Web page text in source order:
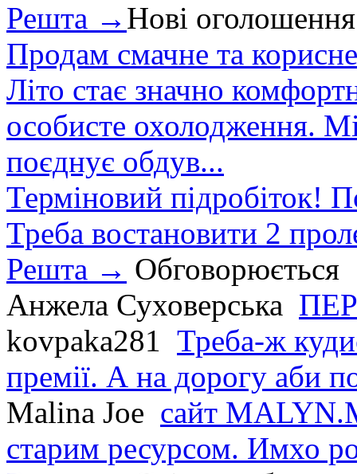
Решта → Нові оголошення
Продам смачне та
Літо стає значно
особисте охолодження.
поєднує обдув...
Терміновий підробіток!
Треба востановити 2
Решта → Обговорюється
Анжела Суховерська
kovpaka281 Треба-ж
премії. А на дорогу аби
Malina Joe сайт
старим ресурсом. Имхо